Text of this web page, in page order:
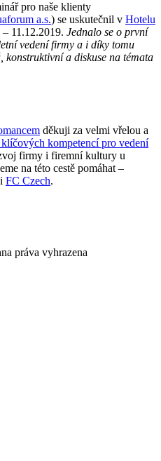
pro naše klienty
a.s.) se uskutečnil v Hotelu
11.12.2019. Jednalo se o první
vedení firmy a i díky tomu
a diskuse na témata
děkuji za velmi vřelou a
kompetencí pro vedení
firmy i firemní kultury u
na této cestě pomáhat –
FC Czech.
práva vyhrazena